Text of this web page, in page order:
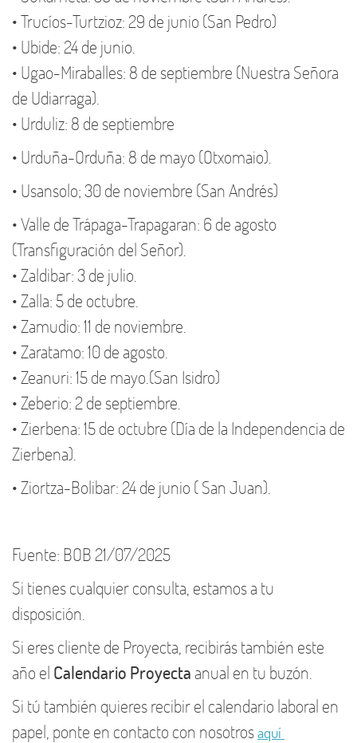
• Trucíos-Turtzioz: 29 de junio (San Pedro)
• Ubide: 24 de junio.
• Ugao-Miraballes: 8 de septiembre (Nuestra Señora
de Udiarraga).
• Urduliz: 8 de septiembre
• Urduña-Orduña: 8 de mayo (Otxomaio).
• Usansolo; 30 de noviembre (San Andrés)
• Valle de Trápaga-Trapagaran: 6 de agosto
(Transfiguración del Señor).
• Zaldibar: 3 de julio.
• Zalla: 5 de octubre.
• Zamudio: 11 de noviembre.
• Zaratamo: 10 de agosto.
• Zeanuri: 15 de mayo.(San Isidro)
• Zeberio: 2 de septiembre.
• Zierbena: 15 de octubre (Día de la Independencia de
Zierbena).
• Ziortza-Bolibar: 24 de junio ( San Juan).
Fuente: BOB 21/07/2025
Si tienes cualquier consulta, estamos a tu
disposición.
Si eres cliente de Proyecta, recibirás también este
año el Calendario Proyectaanual en tu buzón.
Si tú también quieres recibir el calendario laboral en
papel, ponte en contacto con nosotrosaquí